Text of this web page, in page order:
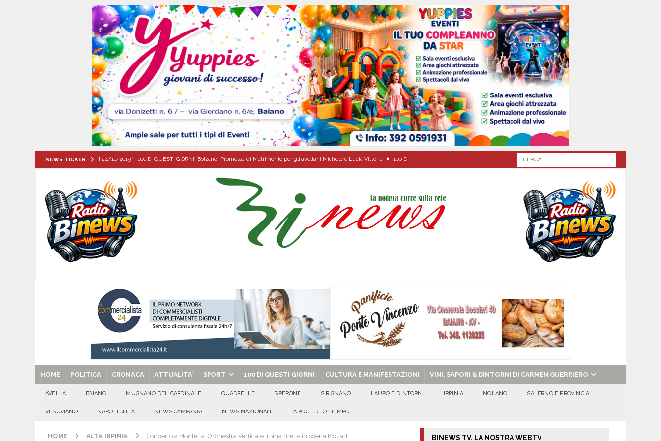
NEWS TICKER [ 24/11/2019 ] 100 DI QUESTI GIORNI. Bolzano, Promessa di Matrimonio per gli avellani Michele e Lucia Vittoria 100 DI
[ 09/08/2026 ] Flumeri, ieri 8 agosto ’26 l’alzata del nuovo “Giglio“ di grano. ALTA IRPINIA
[ 09/08/2026 ] MUGNANO DEL CARDINALE. Chi era Carmine Colucci, il 60enne morto tragicamente nel giorno della festa di
Santa Filomena
[ 09/08/2026 ] Baiano, smarrito un Chihuahua: l’appello per ritrovarlo ATTUALITA'
[ 09/08/2026 ]
[ 09/08/2026 ] Mugnano del Cardinale, tragedia nel giorno di Santa Filomena: muore il 60enne Carmine Colucci
ATTUALITA'
[ 29/08/2025 ] SANT’Oggi. Venerdì 29 agosto la chiesa celebra il Martirio di san Giovanni Battista e santa Sabina EVIDENZA
HOME POLITICA CRONACA ATTUALITA’ SPORT 100 DI QUESTI GIORNI CULTURA E MANIFESTAZIONI VINI, SAPORI & DINTORNI DI CARMEN GUERRIERO
AVELLA BAIANO MUGNANO DEL CARDINALE QUADRELLE SPERONE SIRIGNANO LAURO E DINTORNI IRPINIA NOLANO SALERNO E PROVINCIA
VESUVIANO NAPOLI CITTÀ NEWS CAMPANIA NEWS NAZIONALI “A VOCE D’ ‘O TIEMPO”
HOME ALTA IRPINIA Concerto a Montella: Orchestra Verticale Irpina mette in scena Mozart BINEWS TV. LA NOSTRA WEBTV